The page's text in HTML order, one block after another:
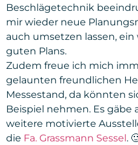
Beschlägetechnik
mir wieder neue
auch umsetzen lassen,
guten Plans.
Zudem freue ich mich
gelaunten freundlichen
Messestand, da könnten
Beispiel nehmen. Es gäbe
weitere motivierte
die Fa. Grassmann Sessel .